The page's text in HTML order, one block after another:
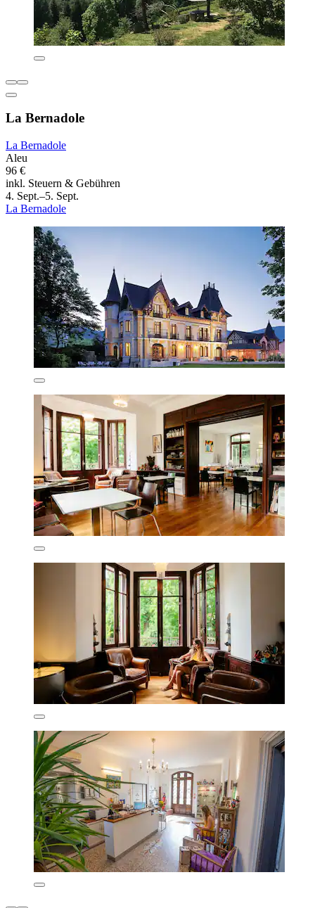
La Bernadole
La Bernadole
Aleu
96 €
inkl. Steuern & Gebühren
4. Sept.–5. Sept.
La Bernadole